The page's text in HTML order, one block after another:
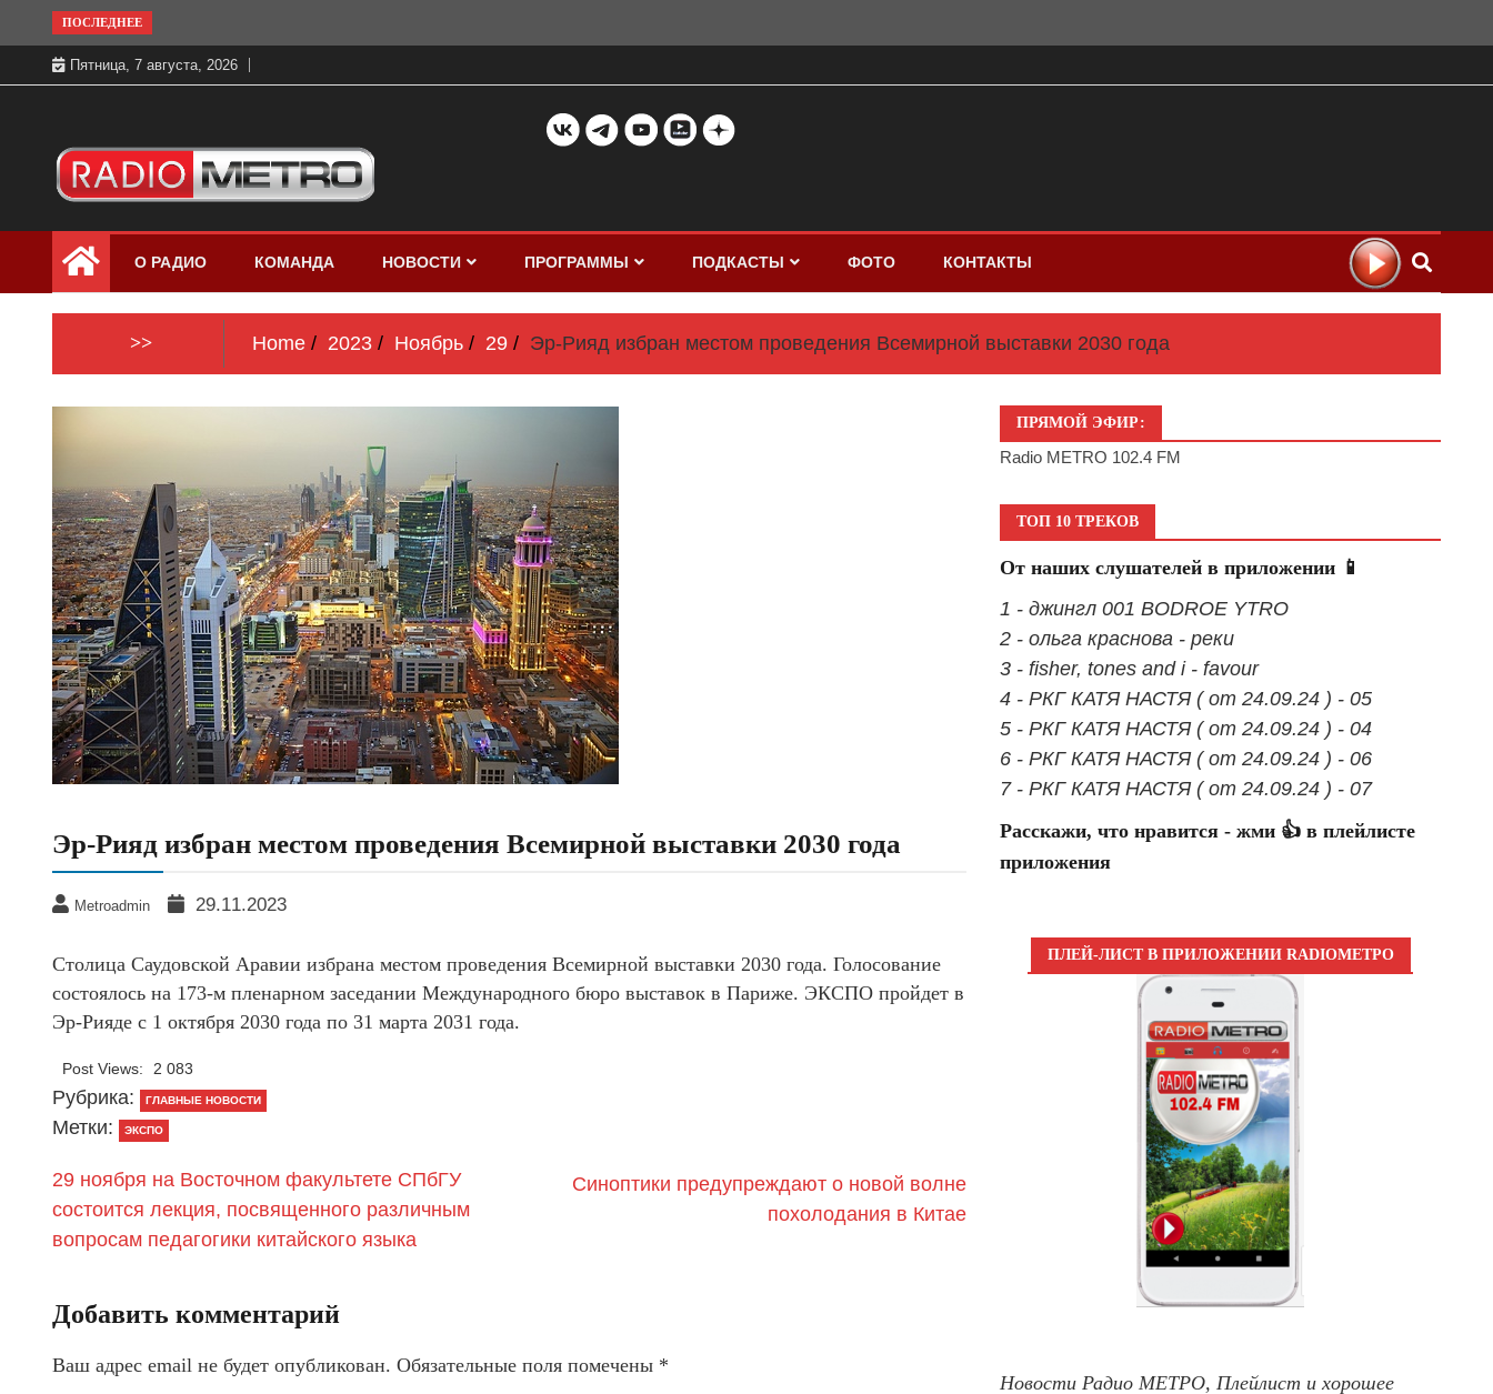
to
content
ПОСЛЕДНЕЕ
Пятница, 7 августа, 2026
Радио МЕТРО
бесплатно в хорошем качестве Санкт-
Петербург и Россия
О РАДИО КОМАНДА НОВОСТИ ПРОГРАММЫ ПОДКАСТЫ ФОТО КОНТАКТЫ
>> Home 2023 Ноябрь 29 Эр-Рияд избран местом проведения Всемирной выставки 2030 года
Эр-Рияд избран местом проведения Всемирной выставки 2030 года
Metroadmin 29.11.2023
Столица Саудовской Аравии избрана местом проведения Всемирной выставки 2030 года. Голосование
состоялось на 173-м пленарном заседании Международного бюро выставок в Париже. ЭКСПО пройдет в
Эр-Рияде с 1 октября 2030 года по 31 марта 2031 года.
Post Views: 2 083
Рубрика: ГЛАВНЫЕ НОВОСТИ
Метки: ЭКСПО
29 ноября на Восточном факультете СПбГУ
состоится лекция, посвященного различным
вопросам педагогики китайского языка
Синоптики предупреждают о новой волне
похолодания в Китае
Добавить комментарий
Ваш адрес email не будет опубликован. Обязательные поля помечены *
ПРЯМОЙ ЭФИР:
Radio METRO 102.4 FM
ТОП 10 ТРЕКОВ
От наших слушателей в приложении 📱
1 - джингл 001 BODROE YTRO
2 - ольга краснова - реки
3 - fisher, tones and i - favour
4 - РКГ КАТЯ НАСТЯ ( от 24.09.24 ) - 05
5 - РКГ КАТЯ НАСТЯ ( от 24.09.24 ) - 04
6 - РКГ КАТЯ НАСТЯ ( от 24.09.24 ) - 06
7 - РКГ КАТЯ НАСТЯ ( от 24.09.24 ) - 07
Расскажи, что нравится - жми 👍 в плейлисте
приложения
ПЛЕЙ-ЛИСТ В ПРИЛОЖЕНИИ RADIOМЕТРО
Новости Радио МЕТРО, Плейлист и хорошее